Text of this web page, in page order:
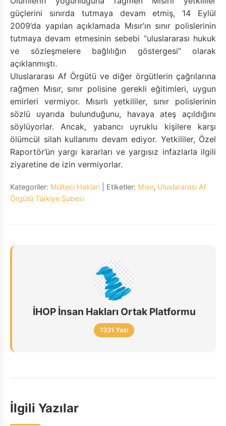
güçlerini sınırda tutmaya devam etmiş, 14 Eylül
2009’da yapılan açıklamada Mısır’ın sınır polislerinin
tutmaya devam etmesinin sebebi “uluslararası hukuk
ve sözleşmelere bağlılığın göstergesi” olarak
açıklanmıştı.
Uluslararası Af Örgütü ve diğer örgütlerin çağrılarına
rağmen Mısır, sınır polisine gerekli eğitimleri, uygun
emirleri vermiyor. Mısırlı yetkililer, sınır polislerinin
sözlü uyarıda bulunduğunu, havaya ateş açıldığını
söylüyorlar. Ancak, yabancı uyruklu kişilere karşı
ölümcül silah kullanımı devam ediyor. Yetkililer, Özel
Raportör’ün yargı kararları ve yargısız infazlarla ilgili
ziyaretine de izin vermiyorlar.
Kategoriler: Mülteci Hakları | Etiketler: Mısır, Uluslararası Af
Örgütü Türkiye Şubesi
İHOP İnsan Hakları Ortak Platformu
1331 Yazı
İlgili Yazılar